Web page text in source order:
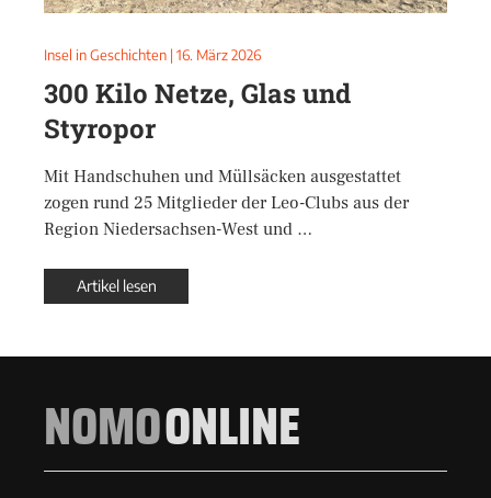
Insel in Geschichten | 16. März 2026
300 Kilo Netze, Glas und
Styropor
Mit Handschuhen und Müllsäcken ausgestattet
zogen rund 25 Mitglieder der Leo-Clubs aus der
Region Niedersachsen-West und …
Artikel lesen
NOMOONLINE